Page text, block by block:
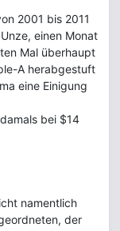
2001 bis 2011
einen Monat
Mal überhaupt
A herabgestuft
eine Einigung
bei $14
namentlich
der